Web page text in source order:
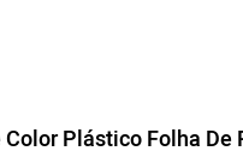
Color Plástico Folha De